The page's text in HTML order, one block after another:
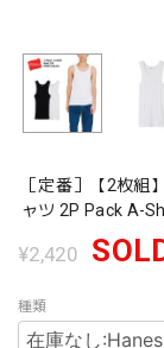
［定番］【2枚組
ャツ 2P Pack A-
¥2,420
種類